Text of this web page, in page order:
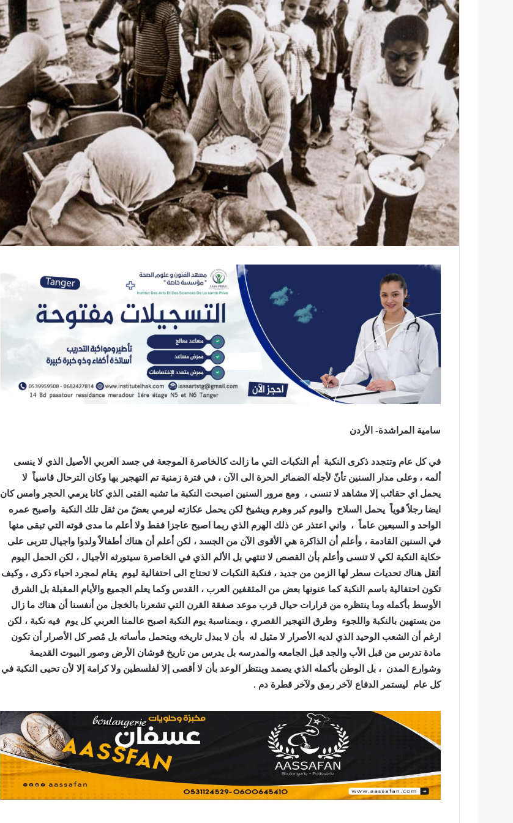
سامية المراشدة- الأردن
في كل عام وتتجدد ذكرى النكبة أم النكبات التي ما زالت كالخاصرة الموجعة في جسد العربي الأصيل الذي لا ينسى
ألمه ، وعلى مدار السنين تأنّ لأجله الضمائر الحرة الى الآن ، في فترة زمنية تم التهجير بها وكان الترحال قاسياً لا
يحمل اي حقائب إلا مشاهد لا تنسى ، ومع مرور السنين اصبحت النكبة ما تشبه الفتى الذي كانا يرمي الحجر وامس كان
ايضا رجلاً قوياً يحمل السلاح واليوم كبر وهرم ويشيخ لكن يحمل عكازته ليرمي بعضً من ثقل تلك النكبة واصبح عمره
الواحد و السبعين عاماً ، واني اعتذر عن ذلك الهرم الذي ربما اصبح عاجزا فقط ولا أعلم ما مدى قوته التي تبقى منها
في السنين القادمة ، وأعلم أن الذاكرة هي الأقوى الآن من الجسد ، لكن أعلم أن هناك أطفالاً ولدوا واجيال تتربى على
حكاية النكبة لكي لا تنسى وأعلم بأن القصص لا تنتهي بل الألم الذي في الخاصرة سيتورثه الأجيال ، لكن الحمل اليوم
أثقل هناك تحديات سطر لها الزمن من جديد ، فنكبة النكبات لا تحتاج الى احتفالية ليوم يقام لمجرد احياء ذكرى ، وكيف
تكون احتفالية باسم النكبة كما عنونها بعض من المثقفين العرب ، القدس وكما يعلم الجميع والأيام المقبلة بل الشرق
الأوسط بأكمله وما ينتظره من قرارات حيال قرب موعد صفقة القرن التي تشعرنا بالخجل من أنفسنا أن هناك ما زال
من يستهين بالنكبة واللجوء وطرق التهجير القصري ، وبمناسبة يوم النكبة اصبح عالمنا العربي كل يوم فيه نكبة ، لكن
ارغم أن الشعب الوحيد الذي لديه الأصرار لا مثيل له بأن لا يبدل تاريخه ويتحمل مأساته بل مُصر كل الأصرار أن تكون
مادة تدرس من قبل الأب والجد قبل الجامعه والمدرسه بل يدرس من تاريخ قوشان الأرض وصور البيوت القديمة
وشوارع المدن ، بل الوطن بأكمله الذي يصمد وينتظر الوعد بأن لا أقصى إلا لفلسطين ولا كرامة إلا لأن تحيى النكبة في
كل عام ليستمر الدفاع لآخر رمق ولآخر قطرة دم .